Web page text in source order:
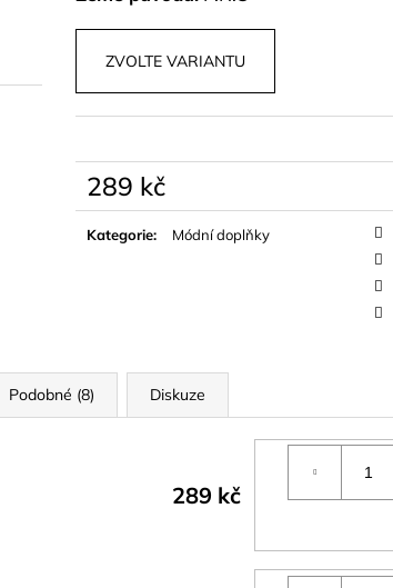
ZVOLTE VARIANTU
289 kč
Měrná
cena:
Kategorie: Módní doplňky
Podobné (8) Diskuze
289 kč
BÉŽOVÝ SET TOPU A KALHOT S
KORÁLKY AVENZA